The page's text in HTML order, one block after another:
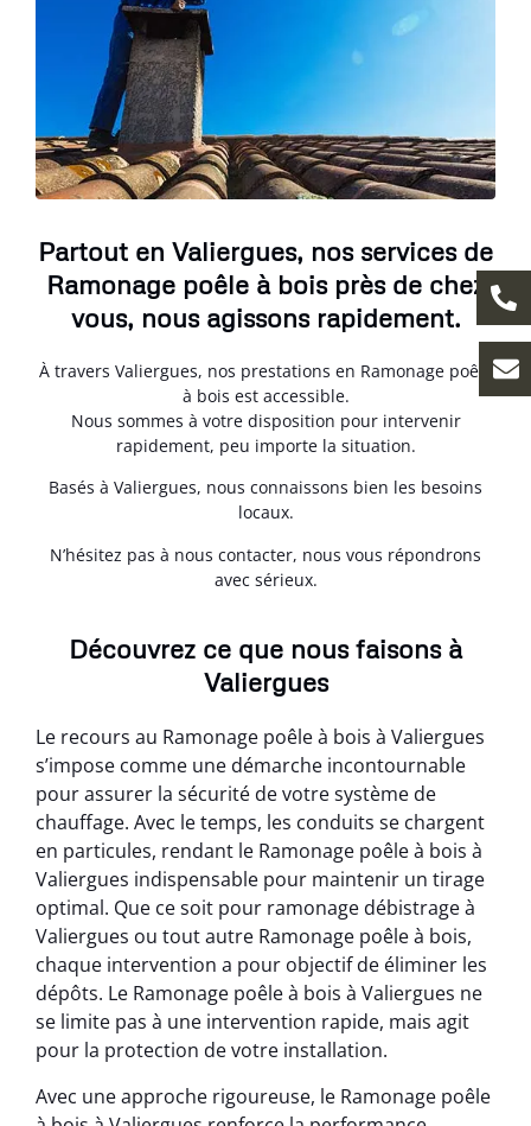
Partout en Valiergues, nos services de
Ramonage poêle à bois près de chez
vous, nous agissons rapidement.
À travers Valiergues, nos prestations en Ramonage poêle
à bois est accessible.
Nous sommes à votre disposition pour intervenir
rapidement, peu importe la situation.
Basés à Valiergues, nous connaissons bien les besoins
locaux.
N’hésitez pas à nous contacter, nous vous répondrons
avec sérieux.
Découvrez ce que nous faisons à
Valiergues
Le recours au Ramonage poêle à bois à Valiergues
s’impose comme une démarche incontournable
pour assurer la sécurité de votre système de
chauffage. Avec le temps, les conduits se chargent
en particules, rendant le Ramonage poêle à bois à
Valiergues indispensable pour maintenir un tirage
optimal. Que ce soit pour ramonage débistrage à
Valiergues ou tout autre Ramonage poêle à bois,
chaque intervention a pour objectif de éliminer les
dépôts. Le Ramonage poêle à bois à Valiergues ne
se limite pas à une intervention rapide, mais agit
pour la protection de votre installation.
Avec une approche rigoureuse, le Ramonage poêle